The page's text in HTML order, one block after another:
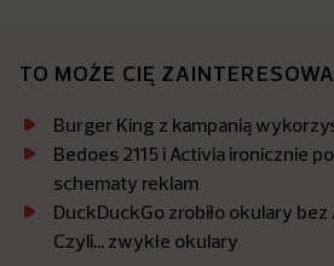
TO MOŻE CIĘ
Burger King z kampanią
Bedoes 2115 i Activia ironicznie
schematy reklam
DuckDuckGo zrobiło okulary bez
Czyli… zwykłe okulary